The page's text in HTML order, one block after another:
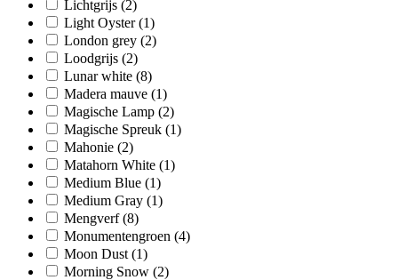
Lichtgrijs (2)
Light Oyster(1)
London grey (2)
Loodgrijs (2)
Lunar white (8)
Madera mauve (1)
Magische Lamp (2)
Magische Spreuk (1)
Mahonie (2)
Matahorn White (1)
Medium Blue (1)
Medium Gray (1)
Mengverf(8)
Monumentengroen (4)
Moon Dust (1)
Morning Snow (2)